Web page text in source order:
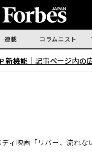
連載 コラムニスト
新機能｜ 記事ページ内の
ィ映画「リバー、流れな